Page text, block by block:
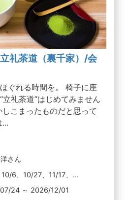
礼茶道（裏千家）/会
ぐれる時間を。 椅子に座
立礼茶道”はじめてみません
こまったものだと思って
さん
6、10/27、11/17、...
24 ～ 2026/12/01